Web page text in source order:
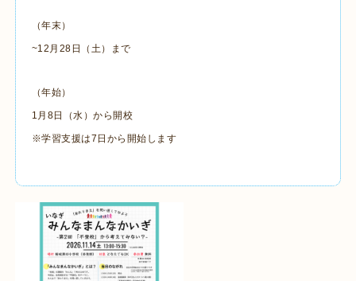
（年末）
~12月28日（土）まで
（年始）
1月8日（水）から開校
※学習支援は7日から開始します